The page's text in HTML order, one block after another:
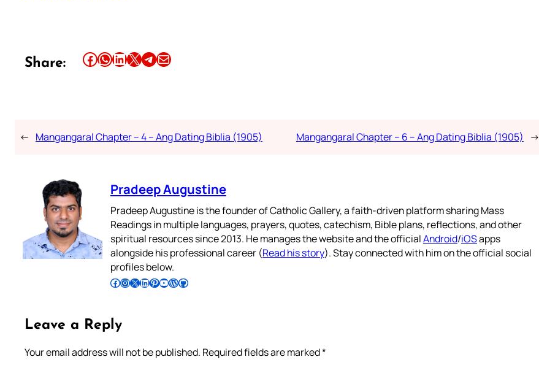
Share: Share this article on Facebook Share this article on WhatsApp Share this article on LinkedIn Share this article on X Share this article on TelegramEmail this Article
← Mangangaral Chapter – 4 – Ang Dating Biblia (1905) Mangangaral Chapter – 6 – Ang Dating Biblia (1905) →
Pradeep Augustine
Pradeep Augustine is the founder of Catholic Gallery, a faith-driven platform sharing Mass
Readings in multiple languages, prayers, quotes, catechism, Bible plans, reflections, and other
spiritual resources since 2013. He manages the website and the officialAndroid/iOSapps
alongside his professional career (Read his story). Stay connected with him on the official social
profiles below.
Follow Pradeep on Facebook Follow Pradeep on InstagramFollow Pradeep on X Follow Pradeep on LinkedIn Follow Pradeep on Pinterest Subscribe to Pradeep’s Youtube Channel Follow Pradeep on WordPress Follow Pradeep on GitHub
Leave a Reply
Your email address will not be published. Required fields are marked*